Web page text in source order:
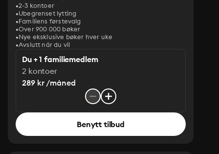
2-3 kontoer
Ubegrenset lytting
Familiens førstevalg
Over 900 000 bøker
Nye eksklusive bøker hver uke
Avslutt når du vil
Du + 1 familiemedlem
2 kontoer
289 kr /måned
Benytt tilbud